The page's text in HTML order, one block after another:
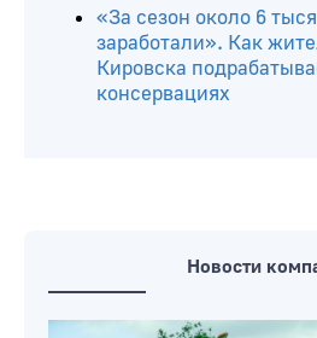
«За сезон около 6
заработали». Как
Кировска
консервациях
Новости